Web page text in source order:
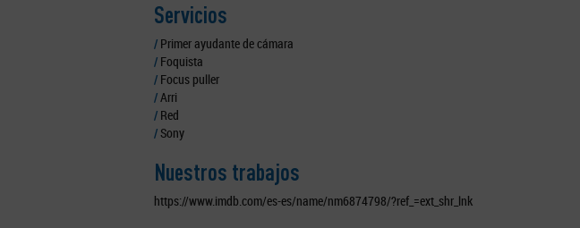
Servicios
/ Primer ayudante de cámara
/ Foquista
/ Focus puller
/Arri
/ Red
/Sony
Nuestros trabajos
https://www.imdb.com/es-es/name/nm6874798/?ref_=ext_shr_lnk